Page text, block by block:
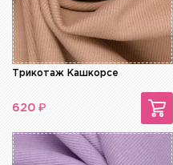
Трикотаж Кашкорсе
620 ₽